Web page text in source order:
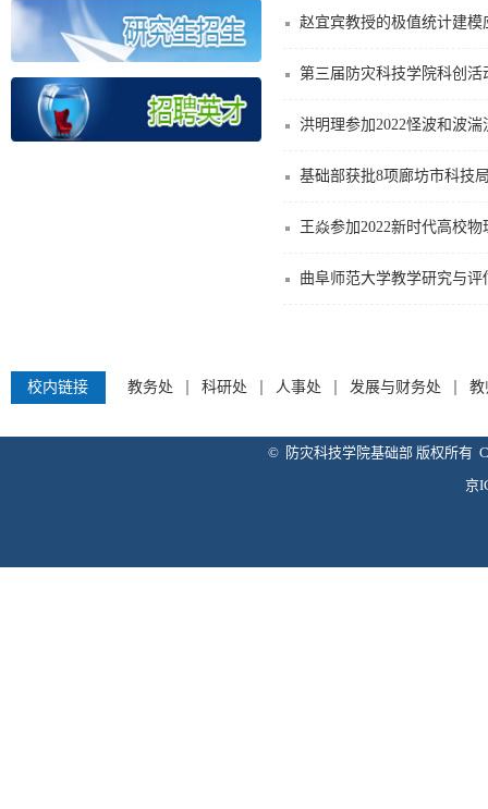
赵宜宾教授的极值统计建
第三届防灾科技学院科创
洪明理参加2022怪波和波
基础部获批8项廊坊市科技
王焱参加2022新时代高校
曲阜师范大学教学研究与
校内链接 教务处 科研处 人事处 发展与财务处 教
© 防灾科技学院基础部 版权所有
京